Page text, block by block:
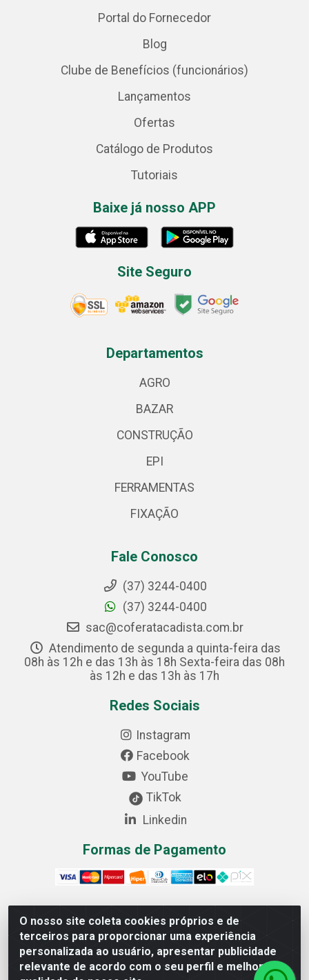
O nosso site coleta cookies próprios e de
terceiros para proporcionar uma experiência
personalizada ao usuário, apresentar publicidade
relevante de acordo com o seu perfil e melhorar a
Portal do Fornecedor
Blog
Clube de Benefícios (funcionários)
Lançamentos
Ofertas
Catálogo de Produtos
Tutoriais
Baixe já nosso APP
Site Seguro
Departamentos
AGRO
BAZAR
CONSTRUÇÃO
EPI
FERRAMENTAS
FIXAÇÃO
Fale Conosco
(37) 3244-0400
(37) 3244-0400
sac@coferatacadista.com.br
Atendimento de segunda a quinta-feira das
08h às 12h e das 13h às 18h Sexta-feira das 08h
às 12h e das 13h às 17h
Redes Sociais
Instagram
Facebook
YouTube
TikTok
Linkedin
Formas de Pagamento
Cofer Importadora e Distribuidora LTDA - Avenida
Progresso, 1829, Letra D - Centro Industrial, Carmo do
Cajuru/MG - CEP: 35.557-000 - 03.064.064/0001-44